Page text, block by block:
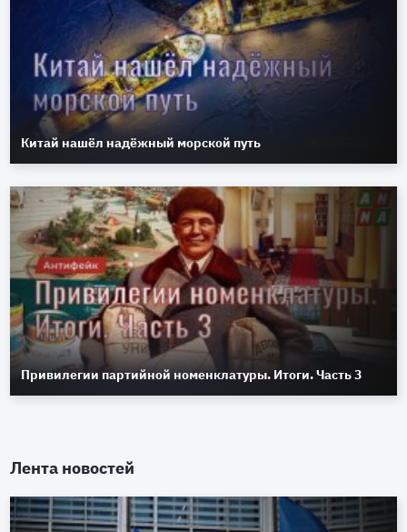
Китай нашёл надёжный морской путь
Привилегии партийной номенклатуры. Итоги. Часть 3
Лента новостей